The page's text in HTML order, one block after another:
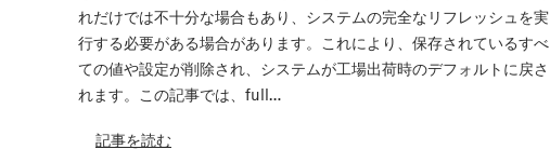
れだけでは不十分な場合もあり、システムの完全なリフレッシュを実
行する必要がある場合があります。これにより、保存されているすべ
ての値や設定が削除され、システムが工場出荷時のデフォルトに戻さ
れます。この記事では、full…
記事を読む